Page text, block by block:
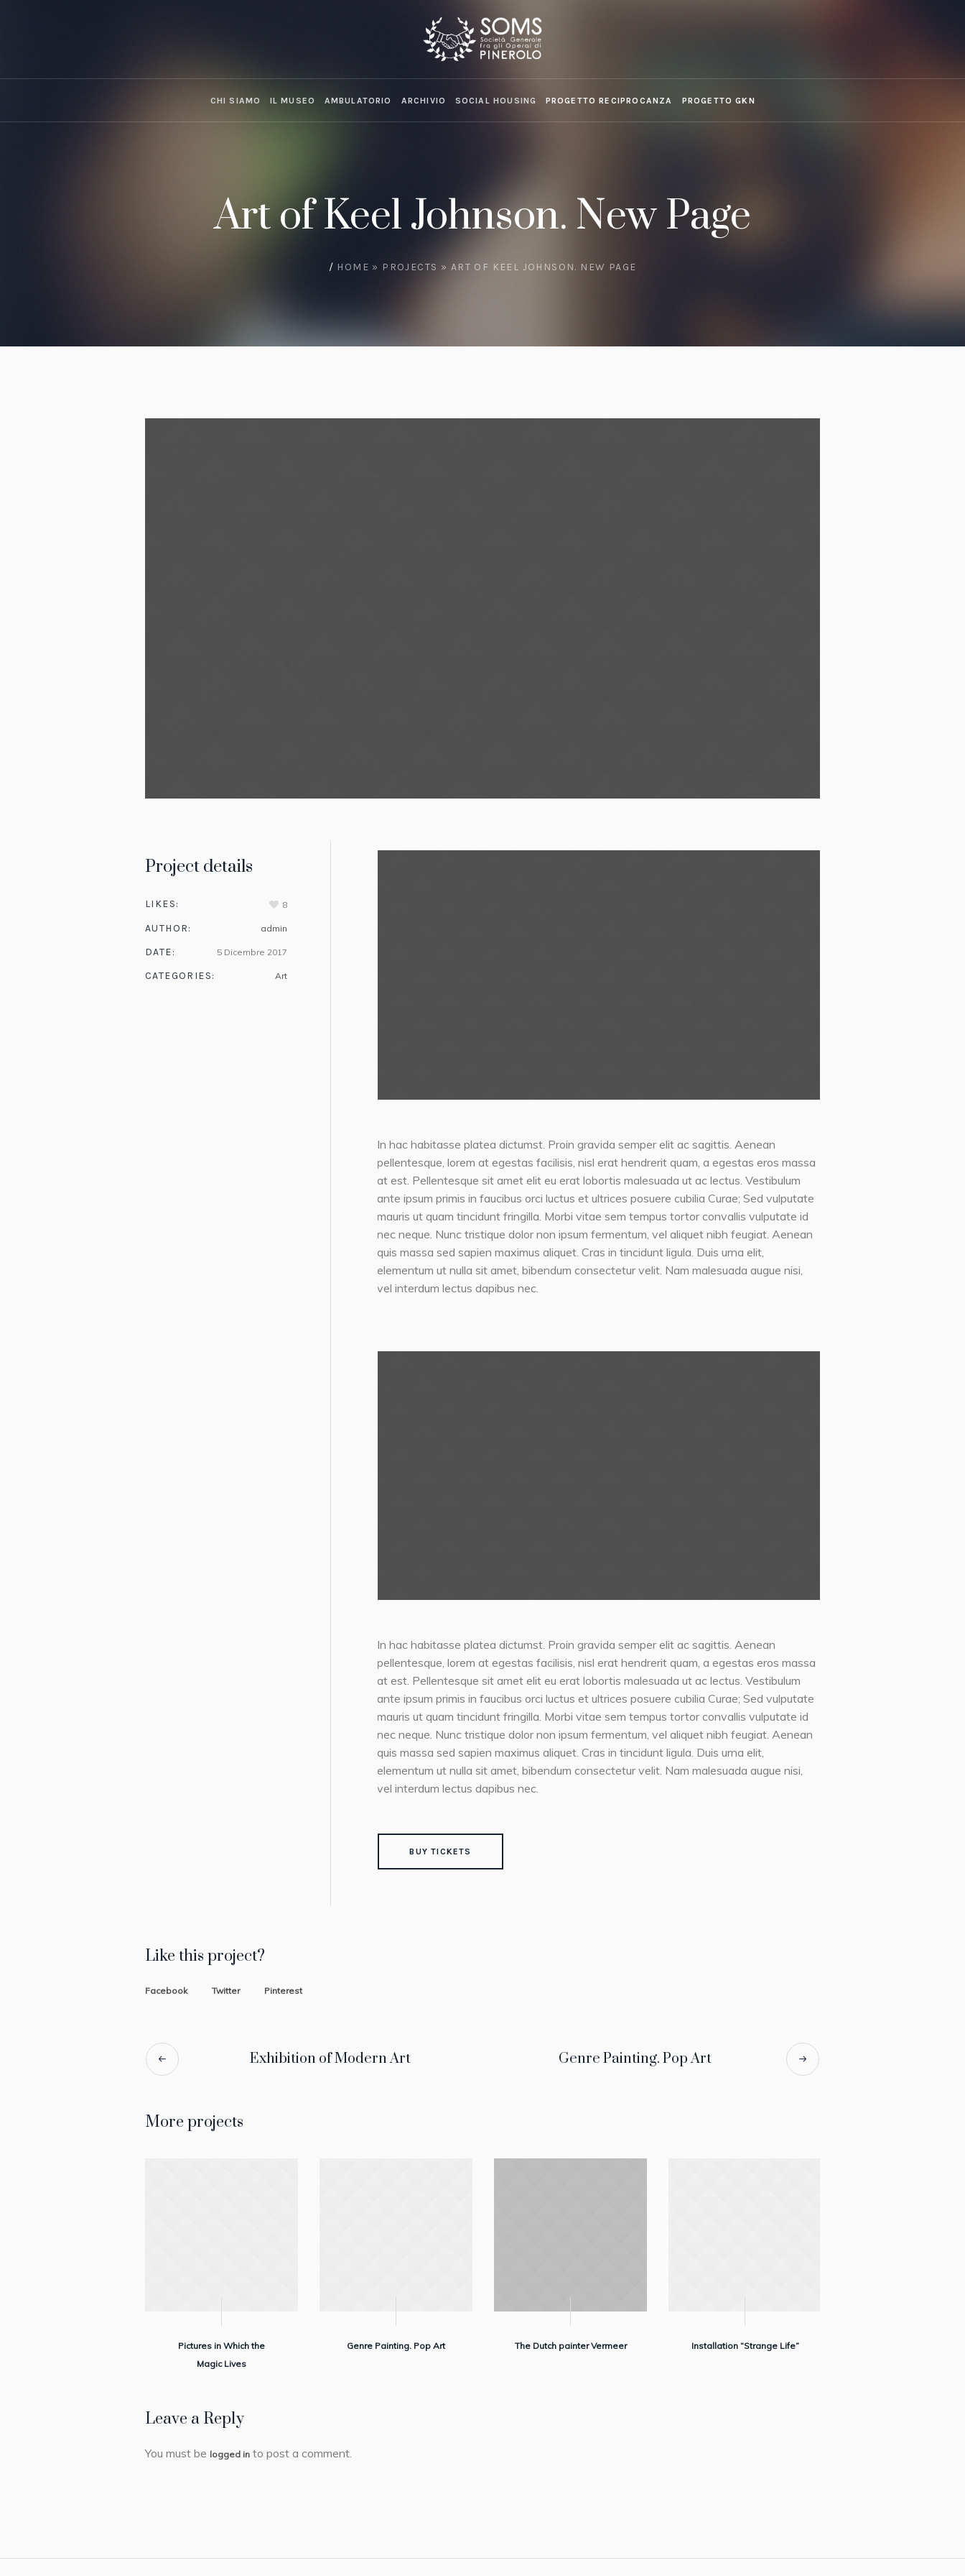
CHI SIAMO IL MUSEO AMBULATORIO ARCHIVIO SOCIAL HOUSING PROGETTO RECIPROCANZA PROGETTO GKN
Art of Keel Johnson. New Page
/ HOME » PROJECTS » ART OF KEEL JOHNSON. NEW PAGE
Project details
LIKES: 8
AUTHOR: admin
DATE: 5 Dicembre 2017
CATEGORIES: Art
In hac habitasse platea dictumst. Proin gravida semper elit ac sagittis. Aenean
pellentesque, lorem at egestas facilisis, nisl erat hendrerit quam, a egestas eros massa
at est. Pellentesque sit amet elit eu erat lobortis malesuada ut ac lectus. Vestibulum
ante ipsum primis in faucibus orci luctus et ultrices posuere cubilia Curae; Sed vulputate
mauris ut quam tincidunt fringilla. Morbi vitae sem tempus tortor convallis vulputate id
nec neque. Nunc tristique dolor non ipsum fermentum, vel aliquet nibh feugiat. Aenean
quis massa sed sapien maximus aliquet. Cras in tincidunt ligula. Duis urna elit,
elementum ut nulla sit amet, bibendum consectetur velit. Nam malesuada augue nisi,
vel interdum lectus dapibus nec.
In hac habitasse platea dictumst. Proin gravida semper elit ac sagittis. Aenean
pellentesque, lorem at egestas facilisis, nisl erat hendrerit quam, a egestas eros massa
at est. Pellentesque sit amet elit eu erat lobortis malesuada ut ac lectus. Vestibulum
ante ipsum primis in faucibus orci luctus et ultrices posuere cubilia Curae; Sed vulputate
mauris ut quam tincidunt fringilla. Morbi vitae sem tempus tortor convallis vulputate id
nec neque. Nunc tristique dolor non ipsum fermentum, vel aliquet nibh feugiat. Aenean
quis massa sed sapien maximus aliquet. Cras in tincidunt ligula. Duis urna elit,
elementum ut nulla sit amet, bibendum consectetur velit. Nam malesuada augue nisi,
vel interdum lectus dapibus nec.
BUY TICKETS
Like this project?
Facebook Twitter Pinterest
Exhibition of Modern Art Genre Painting. Pop Art
More projects
Pictures in Which the
Magic Lives
Genre Painting. Pop Art The Dutch painter Vermeer Installation “Strange Life”
Leave a Reply
You must be logged in to post a comment.